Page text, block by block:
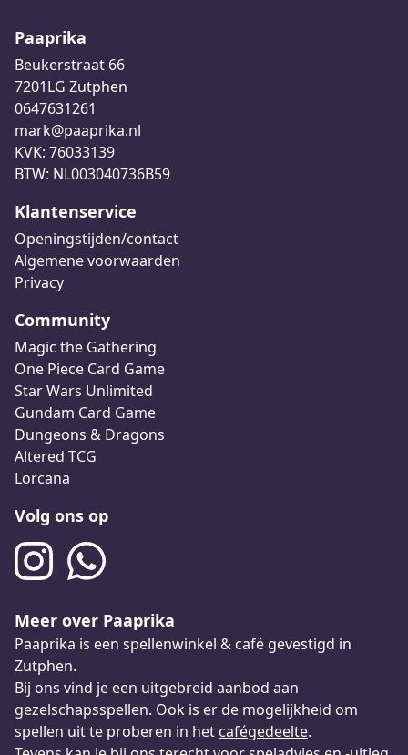
Paaprika
Beukerstraat 66
7201LG Zutphen
0647631261
mark@paaprika.nl
KVK: 76033139
BTW: NL003040736B59
Klantenservice
Openingstijden/contact
Algemene voorwaarden
Privacy
Community
Magic the Gathering
One Piece Card Game
Star Wars Unlimited
Gundam Card Game
Dungeons & Dragons
Altered TCG
Lorcana
Volg ons op
Meer over Paaprika
Paaprika is een spellenwinkel & café gevestigd in
Zutphen.
Bij ons vind je een uitgebreid aanbod aan
gezelschapsspellen. Ook is er de mogelijkheid om
spellen uit te proberen in het cafégedeelte.